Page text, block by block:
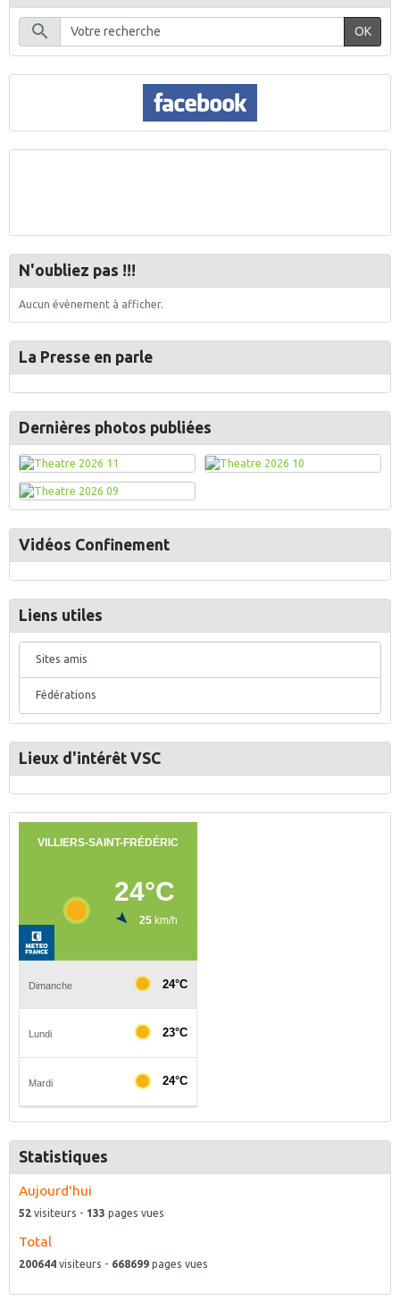
OK
N'oubliez pas !!!
Aucun évènement à afficher.
La Presse en parle
Dernières photos publiées
Vidéos Confinement
Liens utiles
Sites amis
Fédérations
Lieux d'intérêt VSC
Statistiques
Aujourd'hui
52 visiteurs - 133 pages vues
Total
200644 visiteurs - 668699 pages vues